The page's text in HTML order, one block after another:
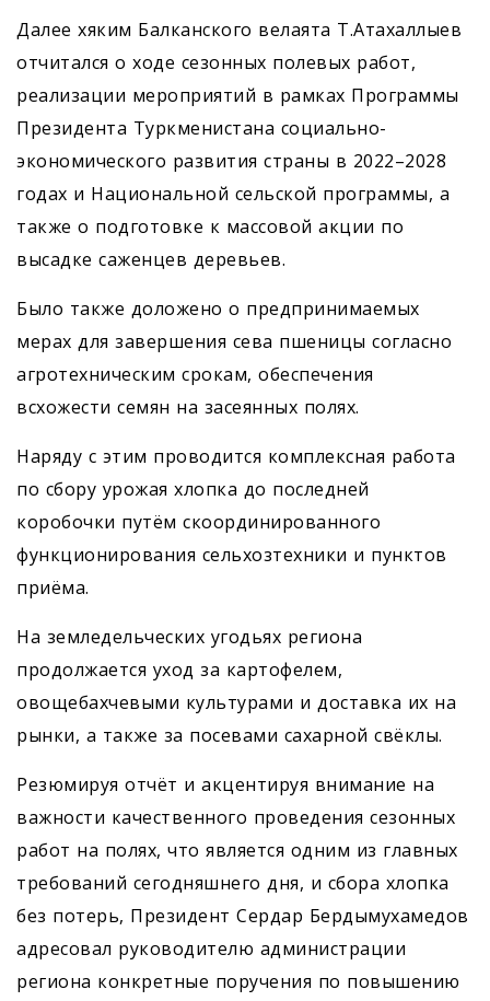
Далее хяким Балканского велаята Т.Атахаллыев
отчитался о ходе сезонных полевых работ,
реализации мероприятий в рамках Программы
Президента Туркменистана социально-
экономического развития страны в 2022–2028
годах и Национальной сельской программы, а
также о подготовке к массовой акции по
высадке саженцев деревьев.
Было также доложено о предпринимаемых
мерах для завершения сева пшеницы согласно
агротехническим срокам, обеспечения
всхожести семян на засеянных полях.
Наряду с этим проводится комп­лексная работа
по сбору урожая хлопка до последней
коробочки путём скоординированного
функционирования сельхозтехники и пунктов
приёма.
На земледельческих угодьях региона
продолжается уход за картофелем,
овощебахчевыми культурами и доставка их на
рынки, а также за посевами сахарной свёклы.
Резюмируя отчёт и акцентируя внимание на
важности качественного проведения сезонных
работ на полях, что является одним из главных
требований сегодняшнего дня, и сбора хлопка
без потерь, Президент Сердар Бердымухамедов
адресовал руководителю администрации
региона конкретные поручения по повышению